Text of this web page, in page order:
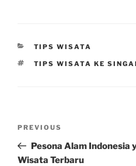
CATEGORIES
TIPS WISATA
TAGS
TIPS WISATA KE
Previous
Post
PREVIOUS
Pesona Alam Indonesia
Wisata Terbaru